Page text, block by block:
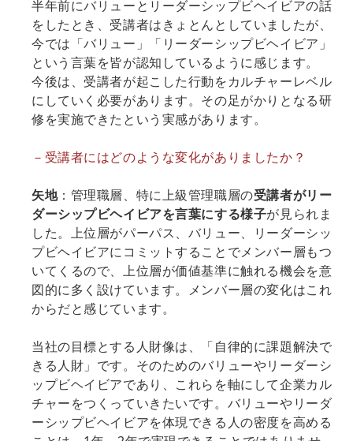
半年前にバリューとリーダーシップビヘイビアの話
をしたとき、受講者はきょとんとしていましたが、
今では「バリュー」「リーダーシップビヘイビア」
という言葉を皆が認知しているように感じます。
今後は、受講者が起こした行動をカルチャーレベル
にしていく必要があります。その足がかりとなる研
修を実施できたという実感があります。
－受講者にはどのような変化がありましたか？
矢地：管理職層、特に上級管理職層の受講者がリー
ダーシップビヘイビアを言葉にする様子が見られま
した。上位層がパーパス、バリュー、リーダーシッ
プビヘイビアにコミットすることでメンバー層もつ
いてくるので、上位層が価値基準に触れる機会を意
図的に多く設けています。メンバー層の変化はこれ
からだと感じています。
当社の目標とする人財像は、「自律的に課題解決で
きる人財」です。そのためのバリューやリーダーシ
ップビヘイビアであり、これらを軸にして企業カル
チャーをつくっていきたいです。バリューやリーダ
ーシップビヘイビアを体現できる人の密度を高める